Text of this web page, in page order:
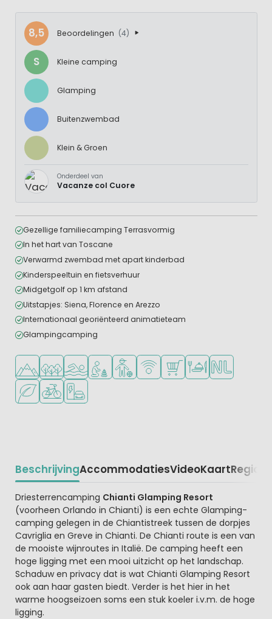
8,5 Beoordelingen (4)
S Kleine camping
Glamping
Buitenzwembad
Klein & Groen
Onderdeel van
Vacanze col Cuore
Gezellige familiecamping Terrasvormig
In het hart van Toscane
Verwarmd zwembad met apart kinderbad
Kinderspeeltuin en fietsverhuur
Midgetgolf op 1 km afstand
Uitstapjes: Siena, Florence en Arezzo
Internationaal georiënteerd animatieteam
Glampingcamping
Ligt in de heuvels/bergen
Ligt in een bosrijke omgeving
Openlucht zwembad
Aanbevolen voor jonge kinderen
Aanbevolen voor tieners
WiFi beschikbaar
Campingwinkel/
Restaurant of
Nederlandse
Groene ligging
FietsverhuurLaadpaal elektrische auto
BeschrijvingAccommodatiesVideoKaartRegio
Beschrijving
Driesterrencamping Chianti Glamping Resort
(voorheen Orlando in Chianti) is een echte Glamping-
camping gelegen in de Chiantistreek tussen de dorpjes
Cavriglia en Greve in Chianti. De Chianti route is een van
de mooiste wijnroutes in Italië. De camping heeft een
hoge ligging met een mooi uitzicht op het landschap.
Schaduw en privacy dat is wat Chianti Glamping Resort
ook aan haar gasten biedt. Verder is het hier in het
warme hoogseizoen soms een stuk koeler i.v.m. de hoge
ligging.